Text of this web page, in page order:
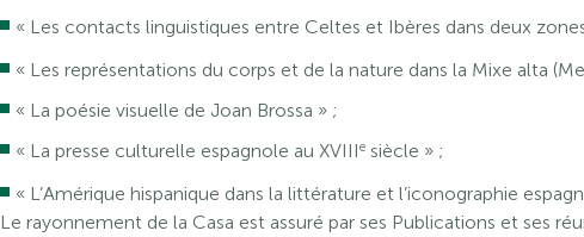
« Les contacts linguistiques entre Celtes et Ibères dans deux
« Les représentations du corps et de la nature dans la Mixe alta
« La poésie visuelle de Joan Brossa » ;
« La presse culturelle espagnole au XVIIIe siècle » ;
« L’Amérique hispanique dans la littérature et l’iconographie
Le rayonnement de la Casa est assuré par ses Publications et ses